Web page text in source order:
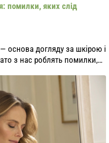
помилки, яких слід
основа догляду за шкірою і
з нас роблять помилки,